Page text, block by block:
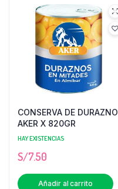
CONSERVA DE DURAZNO
AKER X 820GR
HAY EXISTENCIAS
S/7.50
Añadir al carrito